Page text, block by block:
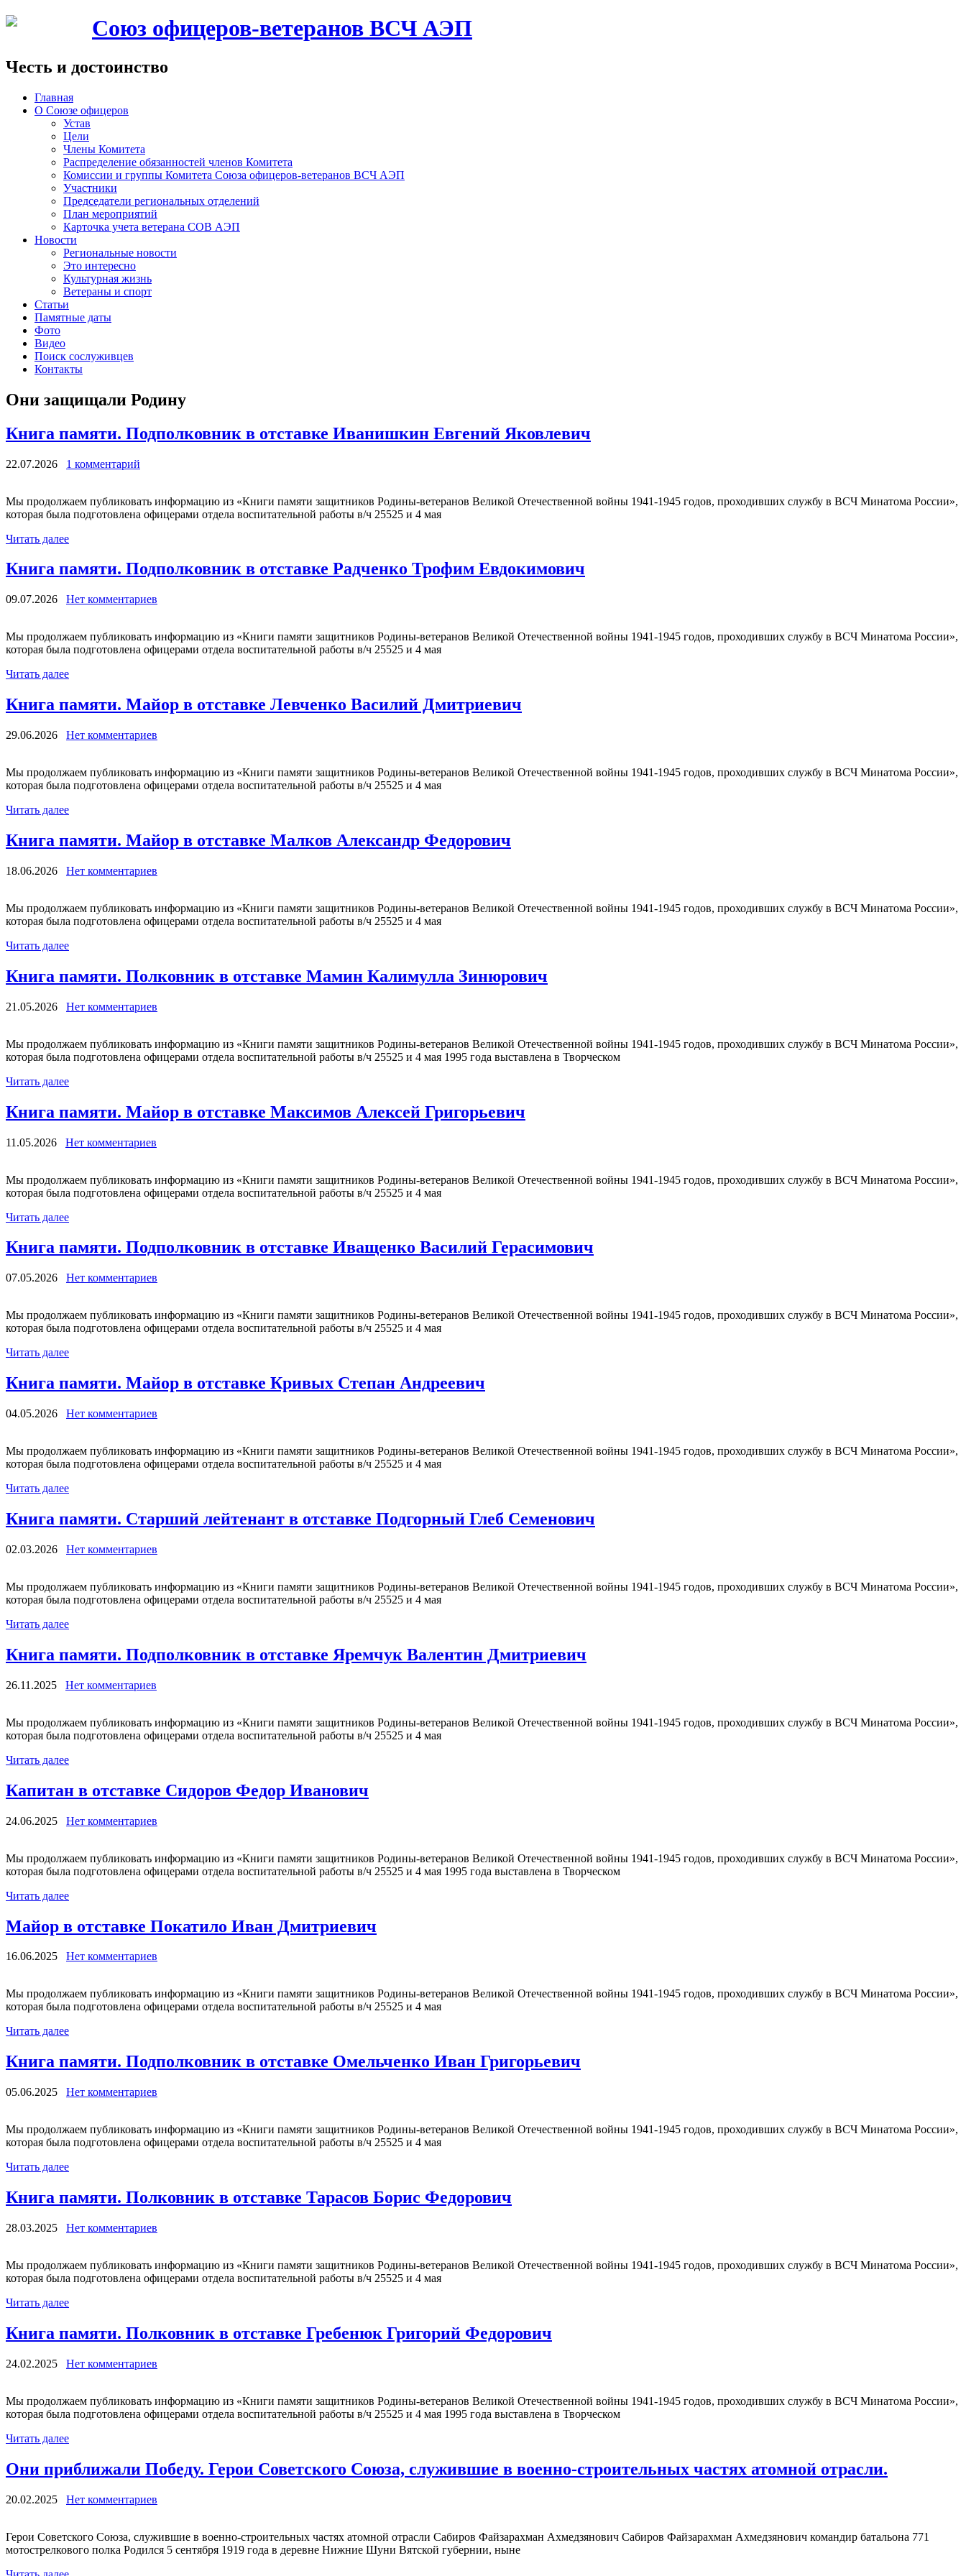
Союз офицеров-ветеранов ВСЧ АЭП
Честь и достоинство
Главная
О Союзе офицеров
Устав
Цели
Члены Комитета
Распределение обязанностей членов Комитета
Комиссии и группы Комитета Союза офицеров-ветеранов ВСЧ АЭП
Участники
Председатели региональных отделений
План мероприятий
Карточка учета ветерана CОВ АЭП
Новости
Региональные новости
Это интересно
Культурная жизнь
Ветераны и спорт
Статьи
Памятные даты
Фото
Видео
Поиск сослуживцев
Контакты
Они защищали Родину
Книга памяти. Подполковник в отставке Иванишкин Евгений Яковлевич
22.07.2026 1 комментарий
Мы продолжаем публиковать информацию из «Книги памяти защитников Родины-ветеранов Великой Отечественной войны 1941-1945 годов, проходивших службу в ВСЧ Минатома России»,
которая была подготовлена офицерами отдела воспитательной работы в/ч 25525 и 4 мая
Читать далее
Книга памяти. Подполковник в отставке Радченко Трофим Евдокимович
09.07.2026 Нет комментариев
Мы продолжаем публиковать информацию из «Книги памяти защитников Родины-ветеранов Великой Отечественной войны 1941-1945 годов, проходивших службу в ВСЧ Минатома России»,
которая была подготовлена офицерами отдела воспитательной работы в/ч 25525 и 4 мая
Читать далее
Книга памяти. Майор в отставке Левченко Василий Дмитриевич
29.06.2026 Нет комментариев
Мы продолжаем публиковать информацию из «Книги памяти защитников Родины-ветеранов Великой Отечественной войны 1941-1945 годов, проходивших службу в ВСЧ Минатома России»,
которая была подготовлена офицерами отдела воспитательной работы в/ч 25525 и 4 мая
Читать далее
Книга памяти. Майор в отставке Малков Александр Федорович
18.06.2026 Нет комментариев
Мы продолжаем публиковать информацию из «Книги памяти защитников Родины-ветеранов Великой Отечественной войны 1941-1945 годов, проходивших службу в ВСЧ Минатома России»,
которая была подготовлена офицерами отдела воспитательной работы в/ч 25525 и 4 мая
Читать далее
Книга памяти. Полковник в отставке Мамин Калимулла Зинюрович
21.05.2026 Нет комментариев
Мы продолжаем публиковать информацию из «Книги памяти защитников Родины-ветеранов Великой Отечественной войны 1941-1945 годов, проходивших службу в ВСЧ Минатома России»,
которая была подготовлена офицерами отдела воспитательной работы в/ч 25525 и 4 мая 1995 года выставлена в Творческом
Читать далее
Книга памяти. Майор в отставке Максимов Алексей Григорьевич
11.05.2026 Нет комментариев
Мы продолжаем публиковать информацию из «Книги памяти защитников Родины-ветеранов Великой Отечественной войны 1941-1945 годов, проходивших службу в ВСЧ Минатома России»,
которая была подготовлена офицерами отдела воспитательной работы в/ч 25525 и 4 мая
Читать далее
Книга памяти. Подполковник в отставке Иващенко Василий Герасимович
07.05.2026 Нет комментариев
Мы продолжаем публиковать информацию из «Книги памяти защитников Родины-ветеранов Великой Отечественной войны 1941-1945 годов, проходивших службу в ВСЧ Минатома России»,
которая была подготовлена офицерами отдела воспитательной работы в/ч 25525 и 4 мая
Читать далее
Книга памяти. Майор в отставке Кривых Степан Андреевич
04.05.2026 Нет комментариев
Мы продолжаем публиковать информацию из «Книги памяти защитников Родины-ветеранов Великой Отечественной войны 1941-1945 годов, проходивших службу в ВСЧ Минатома России»,
которая была подготовлена офицерами отдела воспитательной работы в/ч 25525 и 4 мая
Читать далее
Книга памяти. Старший лейтенант в отставке Подгорный Глеб Семенович
02.03.2026 Нет комментариев
Мы продолжаем публиковать информацию из «Книги памяти защитников Родины-ветеранов Великой Отечественной войны 1941-1945 годов, проходивших службу в ВСЧ Минатома России»,
которая была подготовлена офицерами отдела воспитательной работы в/ч 25525 и 4 мая
Читать далее
Книга памяти. Подполковник в отставке Яремчук Валентин Дмитриевич
26.11.2025 Нет комментариев
Мы продолжаем публиковать информацию из «Книги памяти защитников Родины-ветеранов Великой Отечественной войны 1941-1945 годов, проходивших службу в ВСЧ Минатома России»,
которая была подготовлена офицерами отдела воспитательной работы в/ч 25525 и 4 мая
Читать далее
Капитан в отставке Сидоров Федор Иванович
24.06.2025 Нет комментариев
Мы продолжаем публиковать информацию из «Книги памяти защитников Родины-ветеранов Великой Отечественной войны 1941-1945 годов, проходивших службу в ВСЧ Минатома России»,
которая была подготовлена офицерами отдела воспитательной работы в/ч 25525 и 4 мая 1995 года выставлена в Творческом
Читать далее
Майор в отставке Покатило Иван Дмитриевич
16.06.2025 Нет комментариев
Мы продолжаем публиковать информацию из «Книги памяти защитников Родины-ветеранов Великой Отечественной войны 1941-1945 годов, проходивших службу в ВСЧ Минатома России»,
которая была подготовлена офицерами отдела воспитательной работы в/ч 25525 и 4 мая
Читать далее
Книга памяти. Подполковник в отставке Омельченко Иван Григорьевич
05.06.2025 Нет комментариев
Мы продолжаем публиковать информацию из «Книги памяти защитников Родины-ветеранов Великой Отечественной войны 1941-1945 годов, проходивших службу в ВСЧ Минатома России»,
которая была подготовлена офицерами отдела воспитательной работы в/ч 25525 и 4 мая
Читать далее
Книга памяти. Полковник в отставке Тарасов Борис Федорович
28.03.2025 Нет комментариев
Мы продолжаем публиковать информацию из «Книги памяти защитников Родины-ветеранов Великой Отечественной войны 1941-1945 годов, проходивших службу в ВСЧ Минатома России»,
которая была подготовлена офицерами отдела воспитательной работы в/ч 25525 и 4 мая
Читать далее
Книга памяти. Полковник в отставке Гребенюк Григорий Федорович
24.02.2025 Нет комментариев
Мы продолжаем публиковать информацию из «Книги памяти защитников Родины-ветеранов Великой Отечественной войны 1941-1945 годов, проходивших службу в ВСЧ Минатома России»,
которая была подготовлена офицерами отдела воспитательной работы в/ч 25525 и 4 мая 1995 года выставлена в Творческом
Читать далее
Они приближали Победу. Герои Советского Союза, служившие в военно-строительных частях атомной отрасли.
20.02.2025 Нет комментариев
Герои Советского Союза, служившие в военно-строительных частях атомной отрасли Сабиров Файзарахман Ахмедзянович Сабиров Файзарахман Ахмедзянович командир батальона 771
мотострелкового полка Родился 5 сентября 1919 года в деревне Нижние Шуни Вятской губернии, ныне